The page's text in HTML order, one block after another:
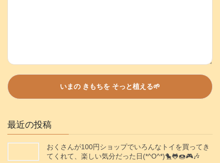
最近の投稿
おくさんが100円ショップでいろんなトイを買ってき
てくれて、楽しい気分だった日(*^O^*)🐤🐸🍩🎮️🎶